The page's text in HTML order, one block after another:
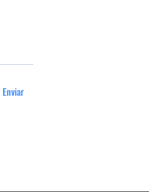
Enviar